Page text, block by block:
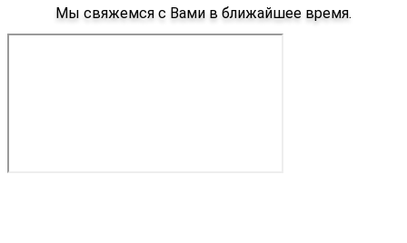
Мы свяжемся с Вами в ближайшее время.